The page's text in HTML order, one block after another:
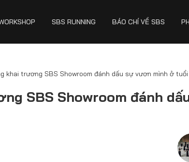
SBS RUNNING BÁO CHÍ VỀ SBS
khai trương SBS Showroom đánh dấu sự vươn mình ở
SBS Showroom đánh